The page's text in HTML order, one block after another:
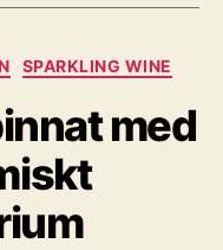
SPARKLING WINE
med